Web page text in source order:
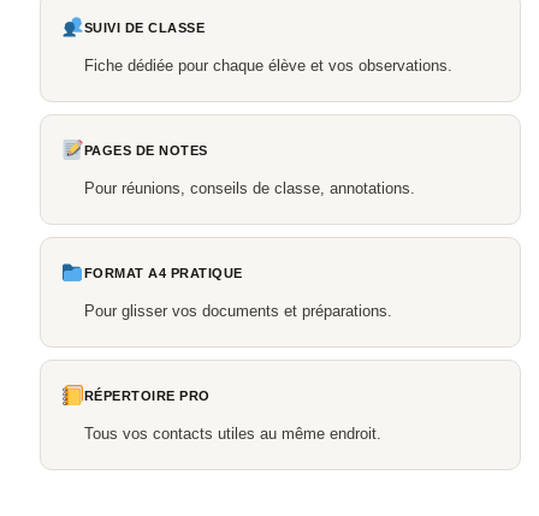
SUIVI DE CLASSE
Fiche dédiée pour chaque élève et vos observations.
PAGES DE NOTES
Pour réunions, conseils de classe, annotations.
FORMAT A4 PRATIQUE
Pour glisser vos documents et préparations.
RÉPERTOIRE PRO
Tous vos contacts utiles au même endroit.